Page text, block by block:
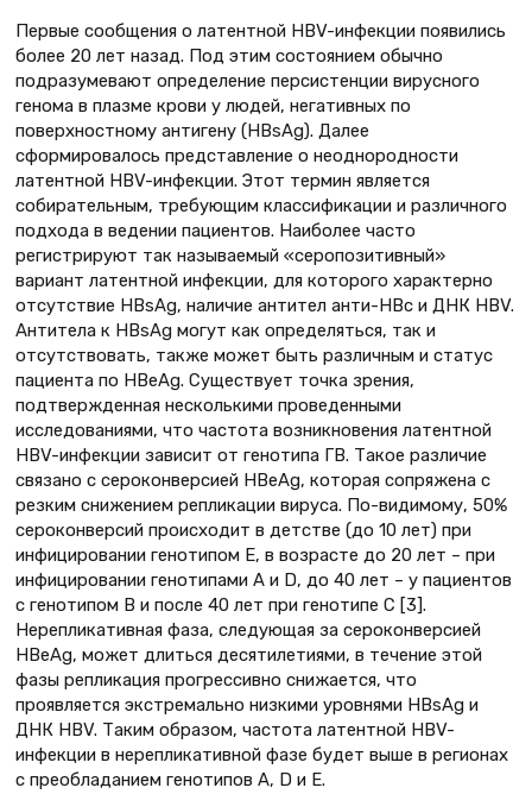
Первые сообщения о латентной HBV-инфекции появились
более 20 лет назад. Под этим состоянием обычно
подразумевают определение персистенции вирусного
генома в плазме крови у людей, негативных по
поверхностному антигену (HBsAg). Далее
сформировалось представление о неоднородности
латентной HBV-инфекции. Этот термин является
собирательным, требующим классификации и различного
подхода в ведении пациентов. Наиболее часто
регистрируют так называемый «серопозитивный»
вариант латентной инфекции, для которого характерно
отсутствие HBsAg, наличие антител анти-HBc и ДНК НВV.
Антитела к HBsAg могут как определяться, так и
отсутствовать, также может быть различным и статус
пациента по НВеAg. Существует точка зрения,
подтвержденная несколькими проведенными
исследованиями, что частота возникновения латентной
HBV-инфекции зависит от генотипа ГВ. Такое различие
связано с сероконверсией НВеAg, которая сопряжена с
резким снижением репликации вируса. По-видимому, 50%
сероконверсий происходит в детстве (до 10 лет) при
инфицировании генотипом Е, в возрасте до 20 лет – при
инфицировании генотипами А и D, до 40 лет – у пациентов
с генотипом В и после 40 лет при генотипе С [3].
Нерепликативная фаза, следующая за сероконверсией
НВеAg, может длиться десятилетиями, в течение этой
фазы репликация прогрессивно снижается, что
проявляется экстремально низкими уровнями HBsAg и
ДНК HBV. Таким образом, частота латентной HBV-
инфекции в нерепликативной фазе будет выше в регионах
c преобладанием генотипов А, D и Е.